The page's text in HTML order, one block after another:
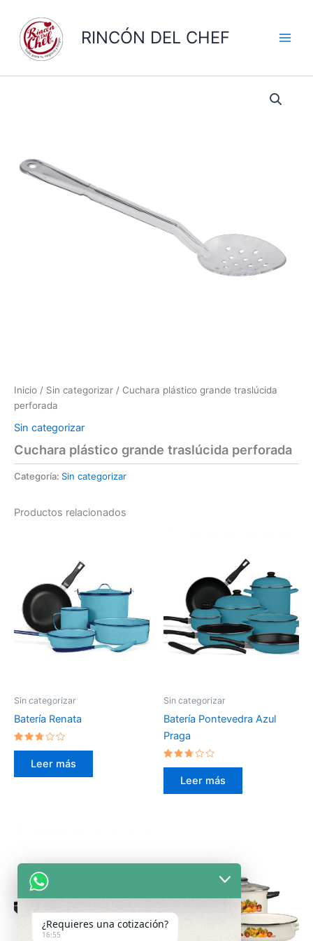
contenido
RINCÓN DEL CHEF
Inicio / Sin categorizar / Cuchara plástico grande traslúcida
perforada
Sin categorizar
Cuchara plástico grande traslúcida perforada
Categoría: Sin categorizar
Productos relacionados
Sin categorizar
Batería Renata
Valorado
2.58Leer más
Sin categorizar
Batería Pontevedra Azul
Praga
Valorado
2.55Leer más
¿Requieres una cotización?
16:55